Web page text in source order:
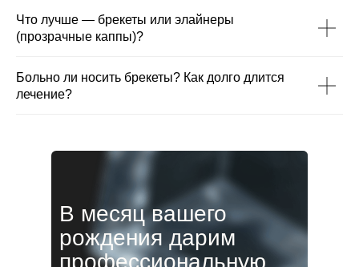
Что лучше — брекеты или элайнеры
(прозрачные каппы)?
Больно ли носить брекеты? Как долго длится
лечение?
В месяц вашего
рождения дарим
профессиональную